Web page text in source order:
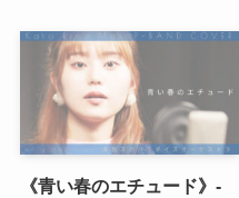
《青い春のエチュード》-